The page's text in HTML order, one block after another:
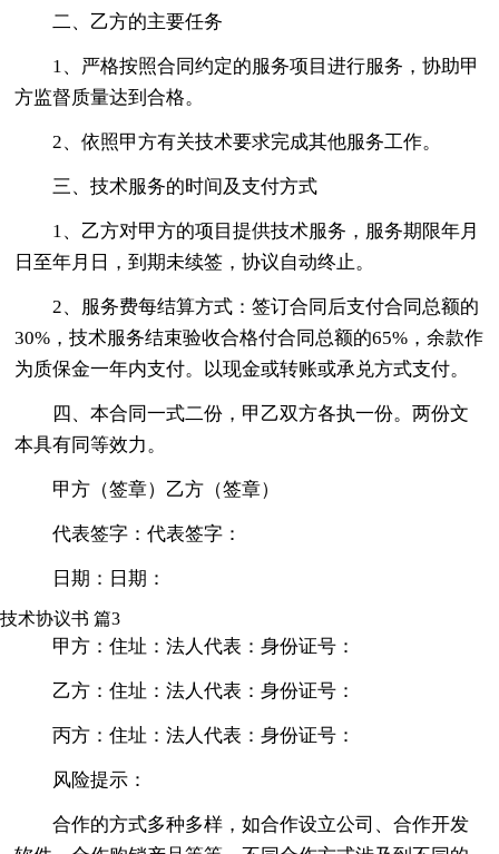
二、乙方的主要任务
1、严格按照合同约定的服务项目进行服务，协助甲
方监督质量达到合格。
2、依照甲方有关技术要求完成其他服务工作。
三、技术服务的时间及支付方式
1、乙方对甲方的项目提供技术服务，服务期限年月
日至年月日，到期未续签，协议自动终止。
2、服务费每结算方式：签订合同后支付合同总额的
30%，技术服务结束验收合格付合同总额的65%，余款作
为质保金一年内支付。以现金或转账或承兑方式支付。
四、本合同一式二份，甲乙双方各执一份。两份文
本具有同等效力。
甲方（签章）乙方（签章）
代表签字：代表签字：
日期：日期：
技术协议书 篇3
甲方：住址：法人代表：身份证号：
乙方：住址：法人代表：身份证号：
丙方：住址：法人代表：身份证号：
风险提示：
合作的方式多种多样，如合作设立公司、合作开发